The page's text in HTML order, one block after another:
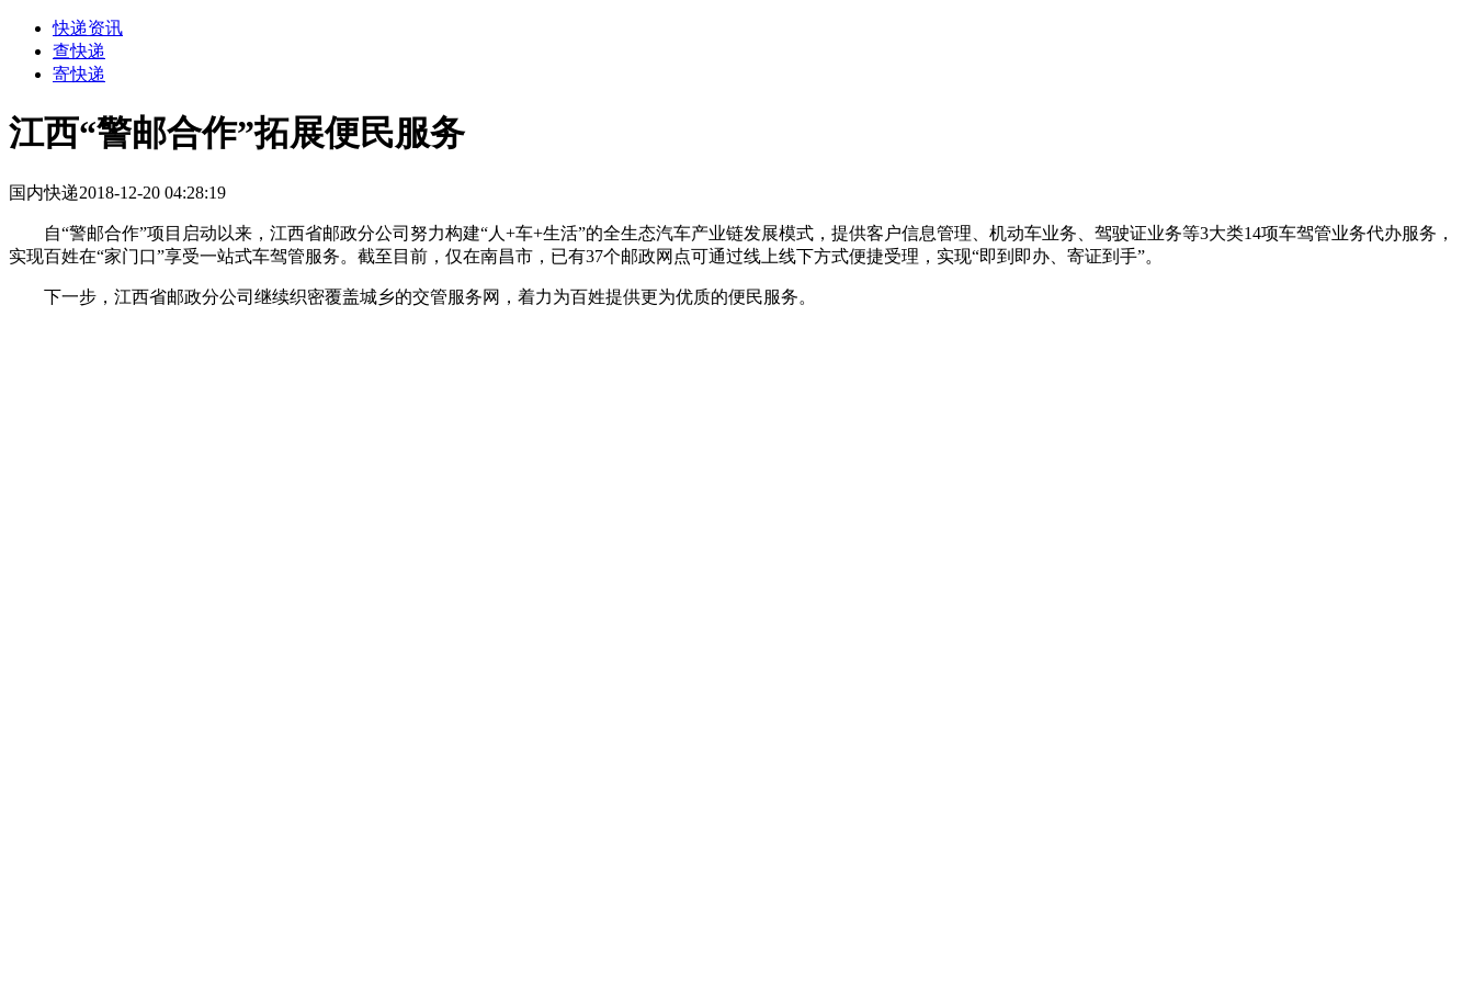
快递资讯
查快递
寄快递
江西“警邮合作”拓展便民服务
国内快递2018-12-20 04:28:19
自“警邮合作”项目启动以来，江西省邮政分公司努力构建“人+车+生活”的全生态汽车产业链发展模式，提供客户信息管理、机动车业务、驾驶证业务等3大类14项车驾管业务代办服务，
实现百姓在“家门口”享受一站式车驾管服务。截至目前，仅在南昌市，已有37个邮政网点可通过线上线下方式便捷受理，实现“即到即办、寄证到手”。
下一步，江西省邮政分公司继续织密覆盖城乡的交管服务网，着力为百姓提供更为优质的便民服务。